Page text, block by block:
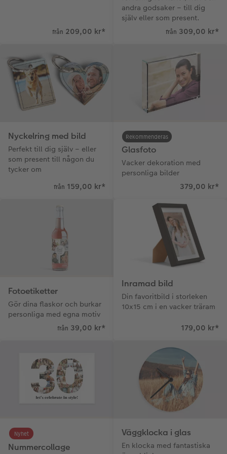
Nummercollage
Tillbehör
Bröllopsinspiration
från 209,00 kr*
andra godsaker – till dig
själv eller som present.
från 309,00 kr*
Nyckelring med bild
Perfekt till dig själv – eller
som present till någon du
tycker om
från 159,00 kr*
Glasfoto
Vacker dekoration med
personliga bilder
Rekommenderas
379,00 kr*
Fotoetiketter
Gör dina flaskor och burkar
personliga med egna motiv
från 39,00 kr*
Inramad bild
Din favoritbild i storleken
10x15 cm i en vacker träram
179,00 kr*
Nummercollage
Nyhet Väggklocka i glas
En klocka med fantastiska